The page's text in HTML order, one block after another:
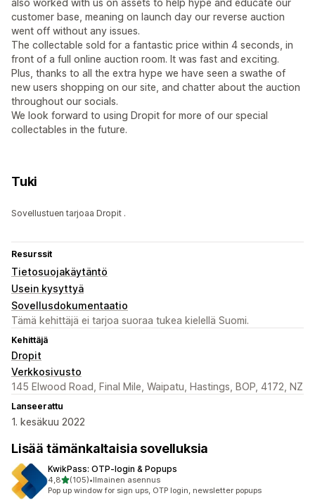
also worked with us on assets to help hype and educate our
customer base, meaning on launch day our reverse auction
went off without any issues.
The collectable sold for a fantastic price within 4 seconds, in
front of a full online auction room. It was fast and exciting.
Plus, thanks to all the extra hype we have seen a swathe of
new users shopping on our site, and chatter about the auction
throughout our socials.
We look forward to using Dropit for more of our special
collectables in the future.
Tuki
Sovellustuen tarjoaa Dropit .
Resurssit
Tietosuojakäytäntö
Usein kysyttyä
Sovellusdokumentaatio
Tämä kehittäjä ei tarjoa suoraa tukea kielellä Suomi.
Kehittäjä
Dropit
Verkkosivusto
145 Elwood Road, Final Mile, Waipatu, Hastings, BOP, 4172, NZ
Lanseerattu
1. kesäkuu 2022
Lisää tämänkaltaisia sovelluksia
KwikPass: OTP‑login & Popups
4,8/ 5 tähteä
(105)
105 arvostelua yhteensä
•Ilmainen asennus
Pop up window for sign ups, OTP login, newsletter popups